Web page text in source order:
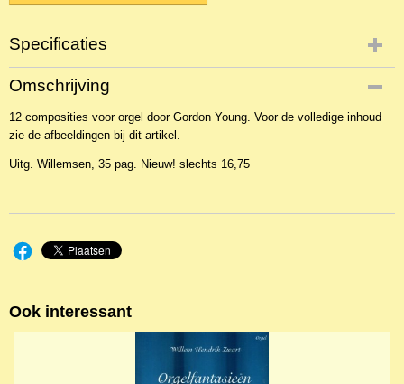
Specificaties
Productcode
NBLNOr-14821
EAN code
WIL549
Omschrijving
12 composities voor orgel door Gordon Young. Voor de volledige inhoud
zie de afbeeldingen bij dit artikel.
Uitg. Willemsen, 35 pag. Nieuw! slechts 16,75
Ook interessant